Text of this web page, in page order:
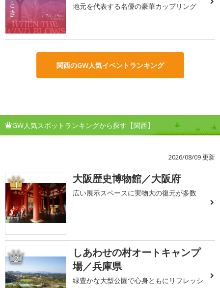
地元を代表する名優の豪華カップリング
関西のGW人気イベントランキング
GW人気スポットランキングから探す【関西】
2026/08/09 更新
1 大阪歴史博物館／大阪府
広い展示スペースに実物大の復元が多数
2
しあわせの村オートキャンプ
場／兵庫県
緑豊かな大型公園で心身ともにリフレッシ